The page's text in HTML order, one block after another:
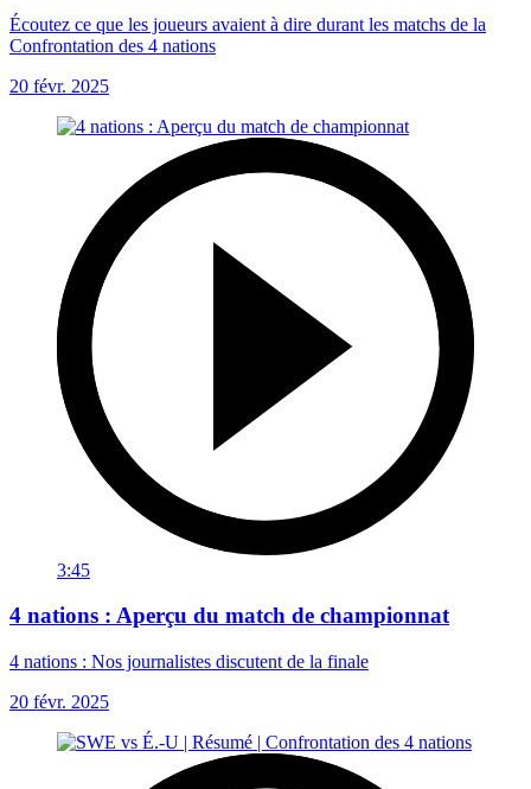
Écoutez ce que les joueurs avaient à dire durant les matchs de la
Confrontation des 4 nations
20 févr. 2025
3:45
4 nations : Aperçu du match de championnat
4 nations : Nos journalistes discutent de la finale
20 févr. 2025